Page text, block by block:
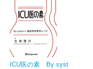
ICU医の素 By system×重